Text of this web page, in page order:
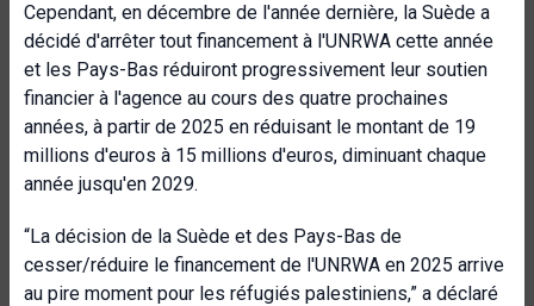
Cependant, en décembre de l'année dernière, la Suède a
décidé d'arrêter tout financement à l'UNRWA cette année
et les Pays-Bas réduiront progressivement leur soutien
financier à l'agence au cours des quatre prochaines
années, à partir de 2025 en réduisant le montant de 19
millions d'euros à 15 millions d'euros, diminuant chaque
année jusqu'en 2029.
“La décision de la Suède et des Pays-Bas de
cesser/réduire le financement de l'UNRWA en 2025 arrive
au pire moment pour les réfugiés palestiniens,” a déclaré